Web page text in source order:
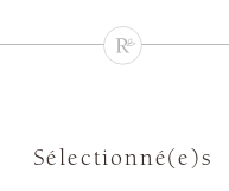
Sélectionné(e)s